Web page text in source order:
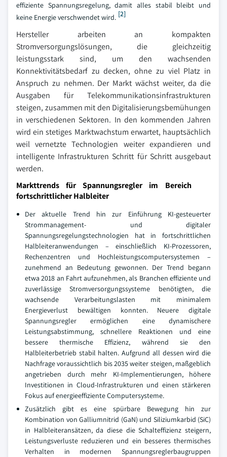
effiziente Spannungsregelung, damit alles stabil bleibt und
keine Energie verschwendet wird. [2]
Hersteller arbeiten an kompakten
Stromversorgungslösungen, die gleichzeitig
leistungsstark sind, um den wachsenden
Konnektivitätsbedarf zu decken, ohne zu viel Platz in
Anspruch zu nehmen. Der Markt wächst weiter, da die
Ausgaben für Telekommunikationsinfrastrukturen
steigen, zusammen mit den Digitalisierungsbemühungen
in verschiedenen Sektoren. In den kommenden Jahren
wird ein stetiges Marktwachstum erwartet, hauptsächlich
weil vernetzte Technologien weiter expandieren und
intelligente Infrastrukturen Schritt für Schritt ausgebaut
werden.
Markttrends für Spannungsregler im Bereich
fortschrittlicher Halbleiter
Der aktuelle Trend hin zur Einführung KI-gesteuerter
Strommanagement- und digitaler
Spannungsregelungstechnologien hat in fortschrittlichen
Halbleiteranwendungen – einschließlich KI-Prozessoren,
Rechenzentren und Hochleistungscomputersystemen –
zunehmend an Bedeutung gewonnen. Der Trend begann
etwa 2018 an Fahrt aufzunehmen, als Branchen effiziente und
zuverlässige Stromversorgungssysteme benötigten, die
wachsende Verarbeitungslasten mit minimalem
Energieverlust bewältigen konnten. Neuere digitale
Spannungsregler ermöglichen eine dynamischere
Leistungsabstimmung, schnellere Reaktionen und eine
bessere thermische Effizienz, während sie den
Halbleiterbetrieb stabil halten. Aufgrund all dessen wird die
Nachfrage voraussichtlich bis 2035 weiter steigen, maßgeblich
angetrieben durch mehr KI-Implementierungen, höhere
Investitionen in Cloud-Infrastrukturen und einen stärkeren
Fokus auf energieeffiziente Computersysteme.
Zusätzlich gibt es eine spürbare Bewegung hin zur
Kombination von Galliumnitrid (GaN) und Siliziumkarbid (SiC)
in Halbleiteransätzen, da diese die Schalteffizienz steigern,
Leistungsverluste reduzieren und ein besseres thermisches
Verhalten in modernen Spannungsreglerbaugruppen